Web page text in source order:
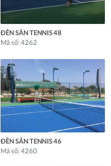
ĐÈN SÂN TENNIS 48
Mã số: 4262
ĐÈN SÂN TENNIS 46
Mã số: 4260